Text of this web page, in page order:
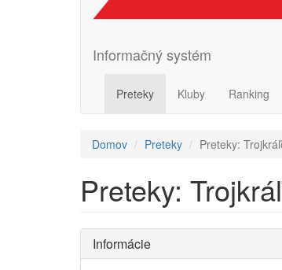
Informačný systém
Preteky Kluby Ranking
Domov Preteky Preteky:
Preteky:
Informácie